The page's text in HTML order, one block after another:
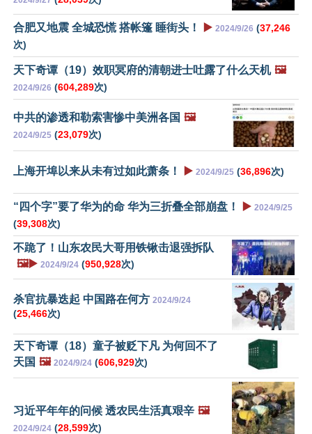
合肥又地震 全城恐慌 搭帐篷 睡街头！ ▶️ 2024/9/26 (37,246
次)
天下奇谭（19）效职冥府的清朝进士吐露了什么天机 🖼️
2024/9/26 (604,289次)
中共的渗透和勒索害惨中美洲各国 🖼️
2024/9/25 (23,079次)
上海开埠以来从未有过如此萧条！ ▶️ 2024/9/25 (36,896次)
“四个字”要了华为的命 华为三折叠全部崩盘！ ▶️ 2024/9/25
(39,308次)
不跪了！山东农民大哥用铁锹击退强拆队
🖼️▶️ 2024/9/24 (950,928次)
杀官抗暴迭起 中国路在何方 2024/9/24
(25,466次)
天下奇谭（18）童子被贬下凡 为何回不了
天国 🖼️ 2024/9/24 (606,929次)
习近平年年的问候 透农民生活真艰辛 🖼️
2024/9/24 (28,599次)